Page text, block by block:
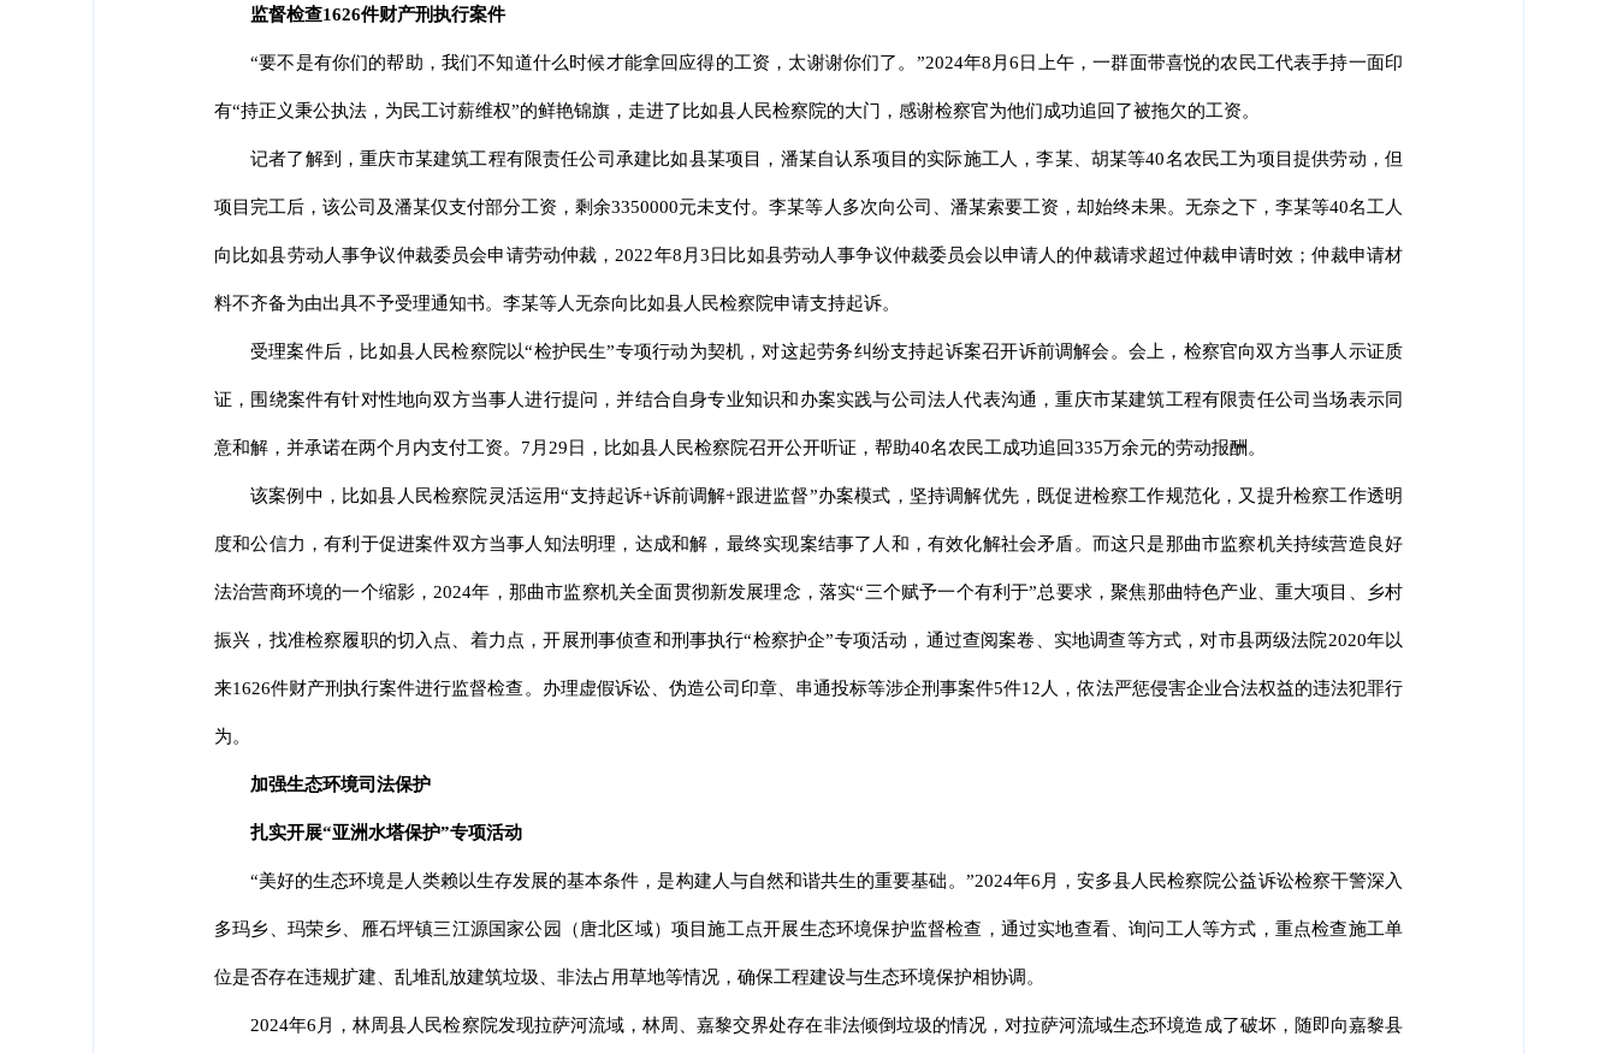
监督检查1626件财产刑执行案件
“要不是有你们的帮助，我们不知道什么时候才能拿回应得的工资，太谢谢你们了。”2024年8月6日上午，一群面带喜悦的农民工代表手持一面印
有“持正义秉公执法，为民工讨薪维权”的鲜艳锦旗，走进了比如县人民检察院的大门，感谢检察官为他们成功追回了被拖欠的工资。
记者了解到，重庆市某建筑工程有限责任公司承建比如县某项目，潘某自认系项目的实际施工人，李某、胡某等40名农民工为项目提供劳动，但
项目完工后，该公司及潘某仅支付部分工资，剩余3350000元未支付。李某等人多次向公司、潘某索要工资，却始终未果。无奈之下，李某等40名工人
向比如县劳动人事争议仲裁委员会申请劳动仲裁，2022年8月3日比如县劳动人事争议仲裁委员会以申请人的仲裁请求超过仲裁申请时效；仲裁申请材
料不齐备为由出具不予受理通知书。李某等人无奈向比如县人民检察院申请支持起诉。
受理案件后，比如县人民检察院以“检护民生”专项行动为契机，对这起劳务纠纷支持起诉案召开诉前调解会。会上，检察官向双方当事人示证质
证，围绕案件有针对性地向双方当事人进行提问，并结合自身专业知识和办案实践与公司法人代表沟通，重庆市某建筑工程有限责任公司当场表示同
意和解，并承诺在两个月内支付工资。7月29日，比如县人民检察院召开公开听证，帮助40名农民工成功追回335万余元的劳动报酬。
该案例中，比如县人民检察院灵活运用“支持起诉+诉前调解+跟进监督”办案模式，坚持调解优先，既促进检察工作规范化，又提升检察工作透明
度和公信力，有利于促进案件双方当事人知法明理，达成和解，最终实现案结事了人和，有效化解社会矛盾。而这只是那曲市监察机关持续营造良好
法治营商环境的一个缩影，2024年，那曲市监察机关全面贯彻新发展理念，落实“三个赋予一个有利于”总要求，聚焦那曲特色产业、重大项目、乡村
振兴，找准检察履职的切入点、着力点，开展刑事侦查和刑事执行“检察护企”专项活动，通过查阅案卷、实地调查等方式，对市县两级法院2020年以
来1626件财产刑执行案件进行监督检查。办理虚假诉讼、伪造公司印章、串通投标等涉企刑事案件5件12人，依法严惩侵害企业合法权益的违法犯罪行
为。
加强生态环境司法保护
扎实开展“亚洲水塔保护”专项活动
“美好的生态环境是人类赖以生存发展的基本条件，是构建人与自然和谐共生的重要基础。”2024年6月，安多县人民检察院公益诉讼检察干警深入
多玛乡、玛荣乡、雁石坪镇三江源国家公园（唐北区域）项目施工点开展生态环境保护监督检查，通过实地查看、询问工人等方式，重点检查施工单
位是否存在违规扩建、乱堆乱放建筑垃圾、非法占用草地等情况，确保工程建设与生态环境保护相协调。
2024年6月，林周县人民检察院发现拉萨河流域，林周、嘉黎交界处存在非法倾倒垃圾的情况，对拉萨河流域生态环境造成了破坏，随即向嘉黎县